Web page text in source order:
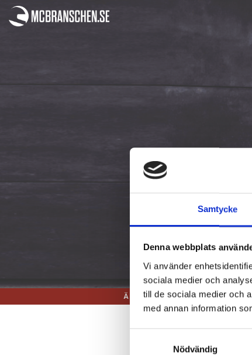
Samtycke
Denna webbplats
Vi använder
sociala medier och
till de sociala medier och
med annan information
Nödvändig
ÄR DU EN SLEEPER? KÖPA MC